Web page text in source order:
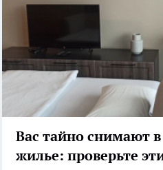
Вас тайно снимают
жилье: проверьте